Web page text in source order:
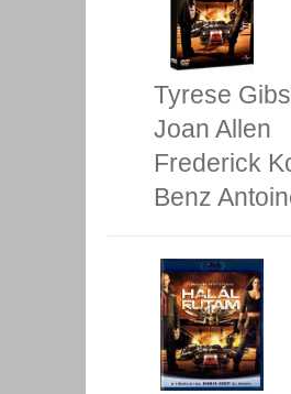
Tyrese
Joan Allen
Frederick
Benz